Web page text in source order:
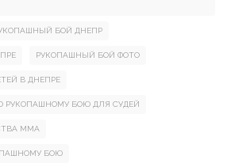
БОЙ ДНЕПР
РУКОПАШНЫЙ БОЙ ФОТО
В ДНЕПРЕ
РУКОПАШНОМУ БОЮ ДЛЯ СУДЕЙ
ММА
БОЮ